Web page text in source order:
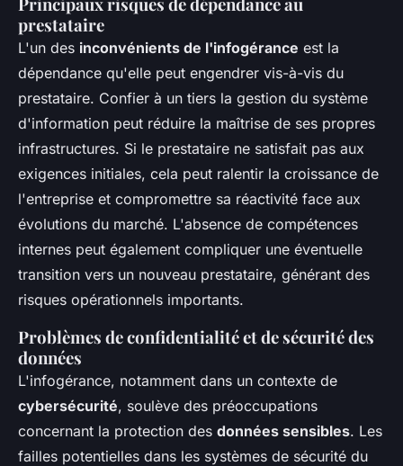
prestataire
L'un des inconvénients de l'infogérance est la
dépendance qu'elle peut engendrer vis-à-vis du
prestataire. Confier à un tiers la gestion du système
d'information peut réduire la maîtrise de ses propres
infrastructures. Si le prestataire ne satisfait pas aux
exigences initiales, cela peut ralentir la croissance de
l'entreprise et compromettre sa réactivité face aux
évolutions du marché. L'absence de compétences
internes peut également compliquer une éventuelle
transition vers un nouveau prestataire, générant des
risques opérationnels importants.
Problèmes de confidentialité et de sécurité des
données
L'infogérance, notamment dans un contexte de
cybersécurité, soulève des préoccupations
concernant la protection des données sensibles. Les
failles potentielles dans les systèmes de sécurité du